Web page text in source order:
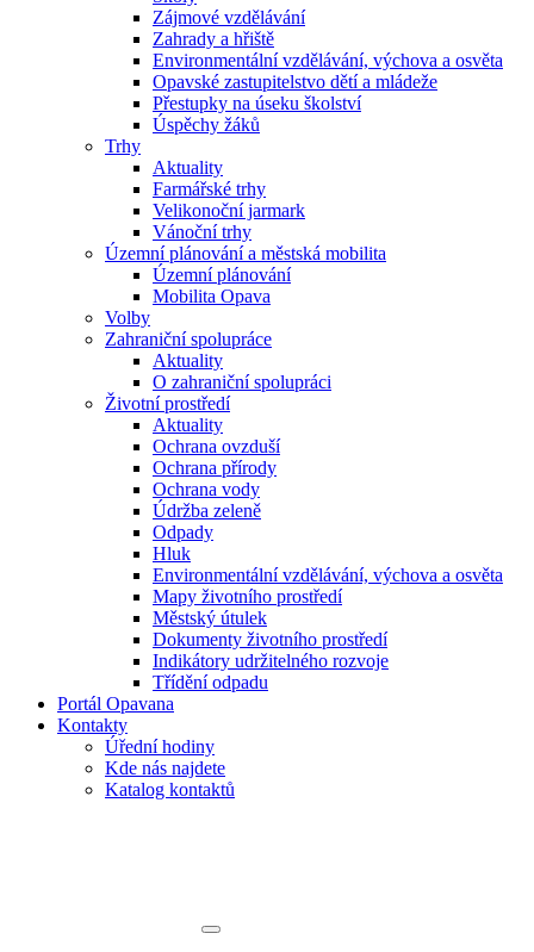
Zájmové vzdělávání
Zahrady a hřiště
Environmentální vzdělávání, výchova a osvěta
Opavské zastupitelstvo dětí a mládeže
Přestupky na úseku školství
Úspěchy žáků
Trhy
Aktuality
Farmářské trhy
Velikonoční jarmark
Vánoční trhy
Územní plánování a městská mobilita
Územní plánování
Mobilita Opava
Volby
Zahraniční spolupráce
Aktuality
O zahraniční spolupráci
Životní prostředí
Aktuality
Ochrana ovzduší
Ochrana přírody
Ochrana vody
Údržba zeleně
Odpady
Hluk
Environmentální vzdělávání, výchova a osvěta
Mapy životního prostředí
Městský útulek
Dokumenty životního prostředí
Indikátory udržitelného rozvoje
Třídění odpadu
Portál Opavana
Kontakty
Úřední hodiny
Kde nás najdete
Katalog kontaktů